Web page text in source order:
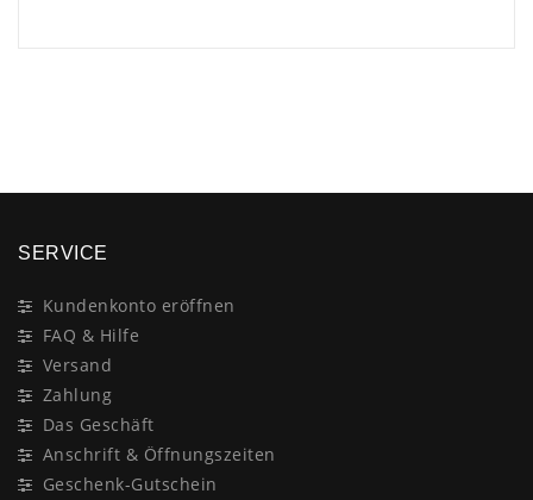
SERVICE
Kundenkonto eröffnen
FAQ & Hilfe
Versand
Zahlung
Das Geschäft
Anschrift & Öffnungszeiten
Geschenk-Gutschein